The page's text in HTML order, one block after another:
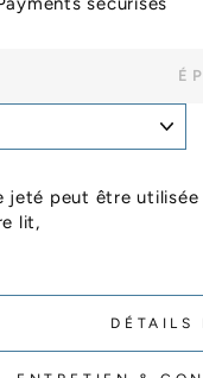
jeté peut être utilisée
lit,
DÉTAILS